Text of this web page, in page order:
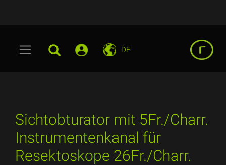
DE
Sichtobturator mit 5Fr./Charr.
Instrumentenkanal für
Resektoskope 26Fr./Charr.